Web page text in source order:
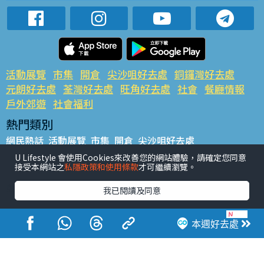
本週好去處
活動展覽 市集 開倉 尖沙咀好去處 銅鑼灣好去處
元朗好去處 荃灣好去處 旺角好去處 社會 餐廳情報
戶外郊遊 社會福利
熱門類別
網民熱話 活動展覽 市集 開倉 尖沙咀好去處
銅鑼灣好去處 元朗好去處 荃灣好去處 旺角好去處 社會
餐廳情報 戶外郊遊
熱門標籤
#UGO搵好去處 #人氣活動推介 #美食社群熱話
#親子玩樂好去處
#ULifestyle應用程式
#限時搶
#UJetso禮物放送
#ULifestyle商戶中心 #著數 #網絡熱話
U Lifestyle 會使用Cookies來改善您的網站體驗，請確定您同意
接受本網站之私隱政策和使用條款才可繼續瀏覽。
我已閱讀及同意